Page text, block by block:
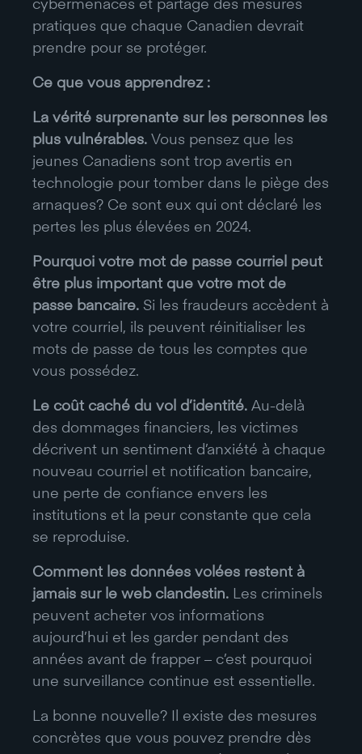
pratiques que chaque Canadien devrait
prendre pour se protéger.
Ce que vous apprendrez :
La vérité surprenante sur les personnes les
plus vulnérables. Vous pensez que les
jeunes Canadiens sont trop avertis en
technologie pour tomber dans le piège des
arnaques? Ce sont eux qui ont déclaré les
pertes les plus élevées en 2024.
Pourquoi votre mot de passe courriel peut
être plus important que votre mot de
passe bancaire. Si les fraudeurs accèdent à
votre courriel, ils peuvent réinitialiser les
mots de passe de tous les comptes que
vous possédez.
Le coût caché du vol d’identité. Au-delà
des dommages financiers, les victimes
décrivent un sentiment d’anxiété à chaque
nouveau courriel et notification bancaire,
une perte de confiance envers les
institutions et la peur constante que cela
se reproduise.
Comment les données volées restent à
jamais sur le web clandestin. Les criminels
peuvent acheter vos informations
aujourd’hui et les garder pendant des
années avant de frapper – c’est pourquoi
une surveillance continue est essentielle.
La bonne nouvelle? Il existe des mesures
concrètes que vous pouvez prendre dès